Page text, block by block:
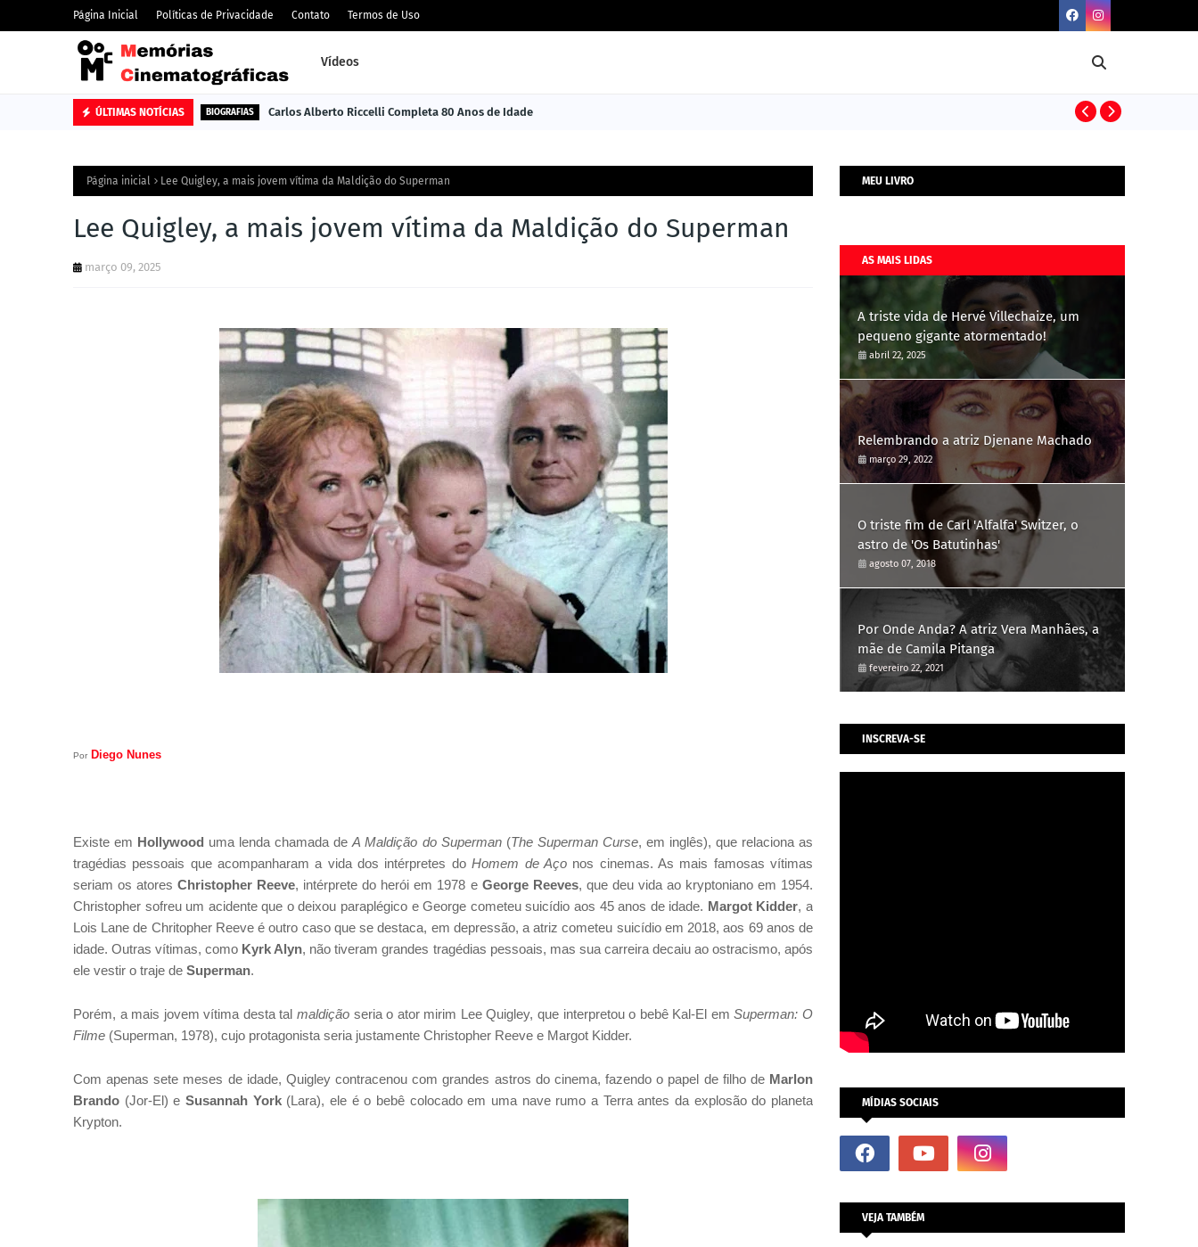
Página Inicial Políticas de Privacidade Contato Termos de Uso
Vídeos
ÚLTIMAS NOTÍCIAS BIOGRAFIAS Carlos Alberto Riccelli Completa 80 Anos de Idade
Página inicial Lee Quigley, a mais jovem vítima da Maldição do Superman
Lee Quigley, a mais jovem vítima da Maldição do Superman
março 09, 2025
Por Diego Nunes
Existe em Hollywood uma lenda chamada deA Maldição do Superman(The Superman Curse, em inglês), que relaciona as
tragédias pessoais que acompanharam a vida dos intérpretes doHomem de Açonos cinemas. As mais famosas vítimas
seriam os atoresChristopher Reeve, intérprete do herói em 1978 eGeorge Reeves, que deu vida ao kryptoniano em 1954.
Christopher sofreu um acidente que o deixou paraplégico e George cometeu suicídio aos 45 anos de idade. Margot Kidder, a
Lois Lane de Chritopher Reeve é outro caso que se destaca, em depressão, a atriz cometeu suicídioem 2018, aos 69 anos de
idade. Outras vítimas, como Kyrk Alyn, não tiveram grandes tragédias pessoais, mas sua carreira decaiu ao ostracismo, após
ele vestir o traje de Superman.
Porém, a mais jovem vítima desta tal maldição seria o ator mirim Lee Quigley, que interpretou o bebê Kal-El em Superman: O
Filme (Superman, 1978), cujo protagonista seria justamente Christopher Reeve e Margot Kidder.
Com apenas sete meses de idade, Quigley contracenou com grandes astros do cinema, fazendo o papel de filho de Marlon
Brando (Jor-El) e Susannah York(Lara), ele é o bebê colocado em uma nave rumo a Terra antes da explosão do planeta
Krypton.
MEU LIVRO
AS MAIS LIDAS
A triste vida de Hervé Villechaize, um
pequeno gigante atormentado!
abril 22, 2025
Relembrando a atriz Djenane Machado
março 29, 2022
O triste fim de Carl 'Alfalfa' Switzer, o
astro de 'Os Batutinhas'
agosto 07, 2018
Por Onde Anda? A atriz Vera Manhães, a
mãe de Camila Pitanga
fevereiro 22, 2021
INSCREVA-SE
MÍDIAS SOCIAIS
VEJA TAMBÉM